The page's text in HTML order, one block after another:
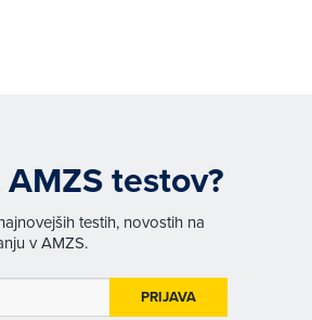
testov?
testih, novostih na
v AMZS.
PRIJAVA